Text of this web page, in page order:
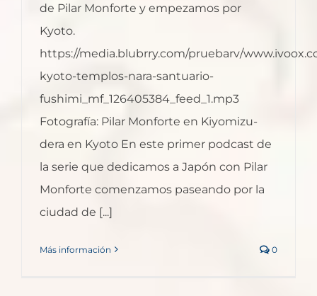
de Pilar Monforte y empezamos por
Kyoto.
https://media.blubrry.com/pruebarv/
kyoto-templos-nara-santuario-
fushimi_mf_126405384_feed_1.mp3
Fotografía: Pilar Monforte en Kiyomizu-
dera en Kyoto En este primer podcast de
la serie que dedicamos a Japón con Pilar
Monforte comenzamos paseando por la
ciudad de [...]
Más información 0